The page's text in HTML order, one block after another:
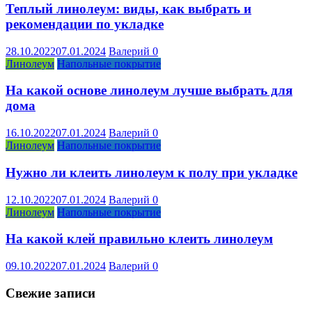
Теплый линолеум: виды, как выбрать и
рекомендации по укладке
28.10.202207.01.2024 Валерий 0
Линолеум Напольные покрытие
На какой основе линолеум лучше выбрать для
дома
16.10.202207.01.2024 Валерий 0
Линолеум Напольные покрытие
Нужно ли клеить линолеум к полу при укладке
12.10.202207.01.2024 Валерий 0
Линолеум Напольные покрытие
На какой клей правильно клеить линолеум
09.10.202207.01.2024 Валерий 0
Свежие записи